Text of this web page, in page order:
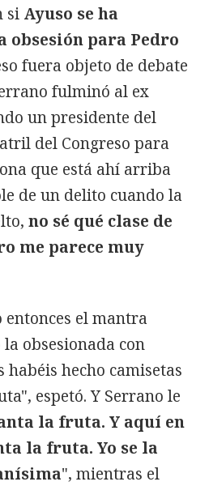
si Ayuso se ha
obsesión para Pedro
fuera objeto de debate
fulminó al ex
un presidente del
del Congreso para
que está ahí arriba
de un delito cuando la
no sé qué clase de
me parece muy
el mantra
la obsesionada con
habéis hecho camisetas
espetó. Y Serrano le
la fruta. Y aquí en
la fruta. Yo se la
", mientras el